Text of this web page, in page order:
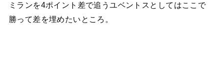
ミランを4ポイント差で追うユベントスとしてはここで
勝って差を埋めたいところ。